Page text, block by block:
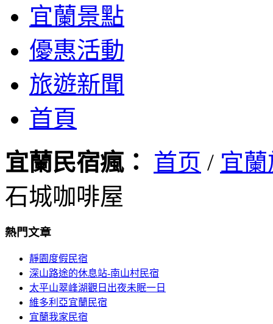
宜蘭景點
優惠活動
旅遊新聞
首頁
宜蘭民宿瘋：
首页 / 宜
石城咖啡屋
熱門文章
靜園度假民宿
深山路途的休息站-南山村民宿
太平山翠峰湖觀日出夜未眠一日
維多利亞宜蘭民宿
宜蘭我家民宿